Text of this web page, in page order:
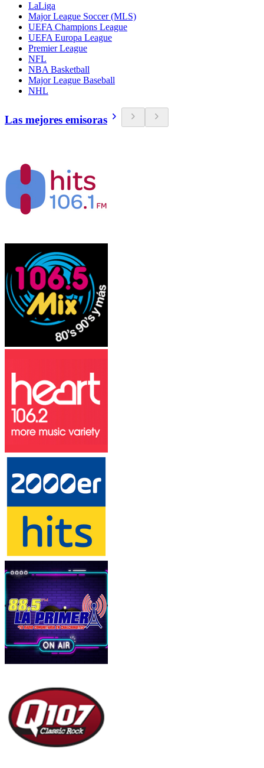
LaLiga
Major League Soccer (MLS)
UEFA Champions League
UEFA Europa League
Premier League
NFL
NBA Basketball
Major League Baseball
NHL
Las mejores emisoras